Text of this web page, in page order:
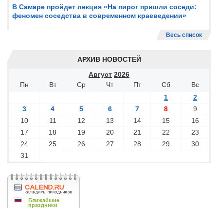
В Самаре пройдет лекция «На пирог пришли соседи:
феномен соседства в современном краеведении»
Весь список
АРХИВ НОВОСТЕЙ
Август 2026
Пн
Вт Ср Чт Пт Сб
Вс
1
2
3
4 5 6 7 8
9
10
11 12 13 14 15
16
17
18 19 20 21 22
23
24
25 26 27 28 29
30
31